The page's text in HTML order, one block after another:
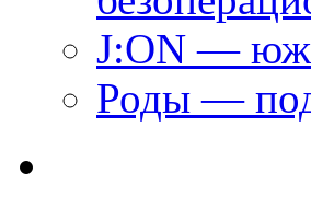
J:ON —
Роды —